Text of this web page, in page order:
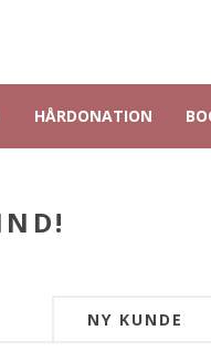
HÅRDONATION
NY KUNDE